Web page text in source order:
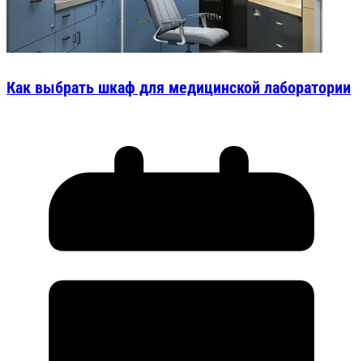
Как выбрать шкаф для медицинской лаборатории